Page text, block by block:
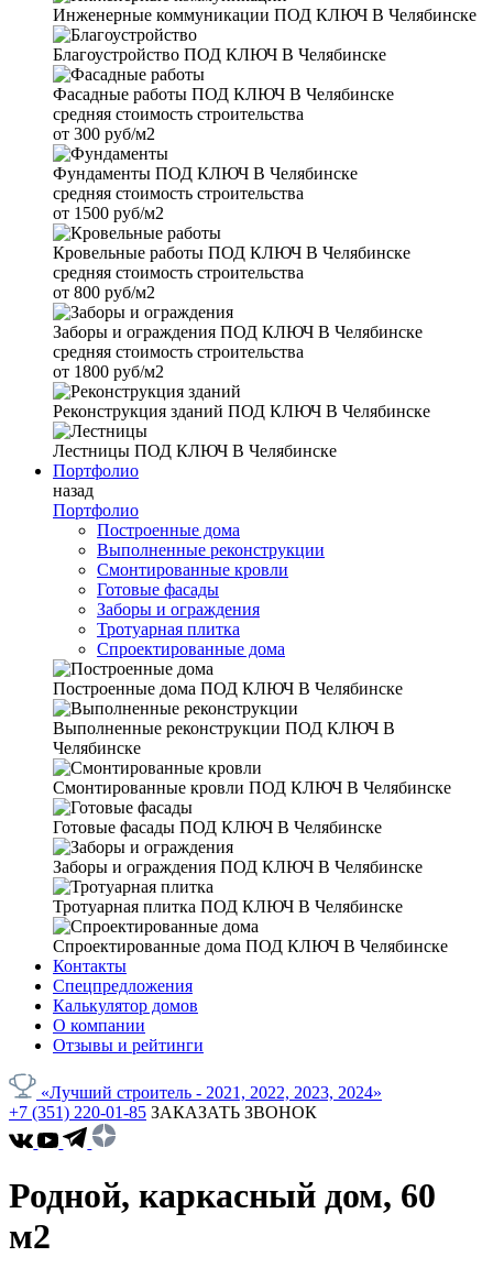
Инженерные коммуникации ПОД КЛЮЧ В Челябинске
Благоустройство ПОД КЛЮЧ В Челябинске
Фасадные работы ПОД КЛЮЧ В Челябинске
средняя стоимость строительства
от 300 руб/м2
Фундаменты ПОД КЛЮЧ В Челябинске
средняя стоимость строительства
от 1500 руб/м2
Кровельные работы ПОД КЛЮЧ В Челябинске
средняя стоимость строительства
от 800 руб/м2
Заборы и ограждения ПОД КЛЮЧ В Челябинске
средняя стоимость строительства
от 1800 руб/м2
Реконструкция зданий ПОД КЛЮЧ В Челябинске
Лестницы ПОД КЛЮЧ В Челябинске
Портфолио
назад
Портфолио
Построенные дома
Выполненные реконструкции
Смонтированные кровли
Готовые фасады
Заборы и ограждения
Тротуарная плитка
Спроектированные дома
Построенные дома ПОД КЛЮЧ В Челябинске
Выполненные реконструкции ПОД КЛЮЧ В
Челябинске
Смонтированные кровли ПОД КЛЮЧ В Челябинске
Готовые фасады ПОД КЛЮЧ В Челябинске
Заборы и ограждения ПОД КЛЮЧ В Челябинске
Тротуарная плитка ПОД КЛЮЧ В Челябинске
Спроектированные дома ПОД КЛЮЧ В Челябинске
Контакты
Спецпредложения
Калькулятор домов
О компании
Отзывы и рейтинги
«Лучший строитель - 2021, 2022, 2023, 2024»
+7 (351) 220-01-85 ЗАКАЗАТЬ ЗВОНОК
Родной, каркасный дом, 60
м2